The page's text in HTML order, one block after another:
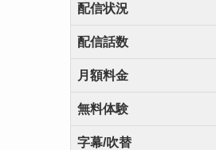
配信状況
配信話数
月額料金
無料体験
字幕/吹替